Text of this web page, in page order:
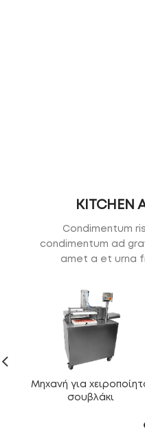
KITCHEN
Condimentum
condimentum ad
amet a et urna
Μηχανή για
σουβλάκι